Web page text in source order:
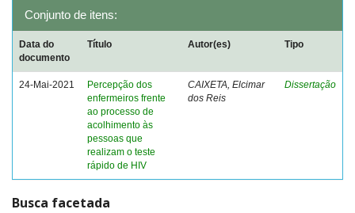
Conjunto de itens:
Data do
documento
Título Autor(es) Tipo
24-Mai-2021
Percepção dos
enfermeiros frente
ao processo de
acolhimento às
pessoas que
realizam o teste
rápido de HIV
CAIXETA, Elcimar
dos Reis
Dissertação
Busca facetada